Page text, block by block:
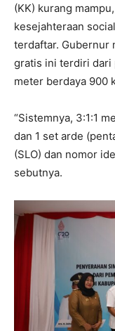
(KK) kurang
kesejahteraan
terdaftar. Gubernur
gratis ini terdiri dari
meter berdaya 900
“Sistemnya, 3:1:1
dan 1 set arde
(SLO) dan nomor
sebutnya.